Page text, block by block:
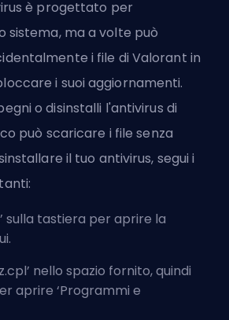
è progettato per
sistema, ma a volte può
i file di Valorant in
i suoi aggiornamenti.
o disinstalli l'antivirus di
può scaricare i file senza
il tuo antivirus, segui i
sulla tastiera per aprire la
nello spazio fornito, quindi
aprire ‘Programmi e